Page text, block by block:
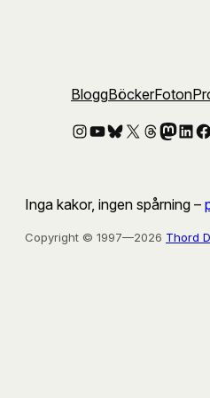
BloggBöckerFoton
Instagram
YouTube
Bluesky
X Threads
Inga kakor, ingen spårning –
Copyright © 1997—2026 Thord